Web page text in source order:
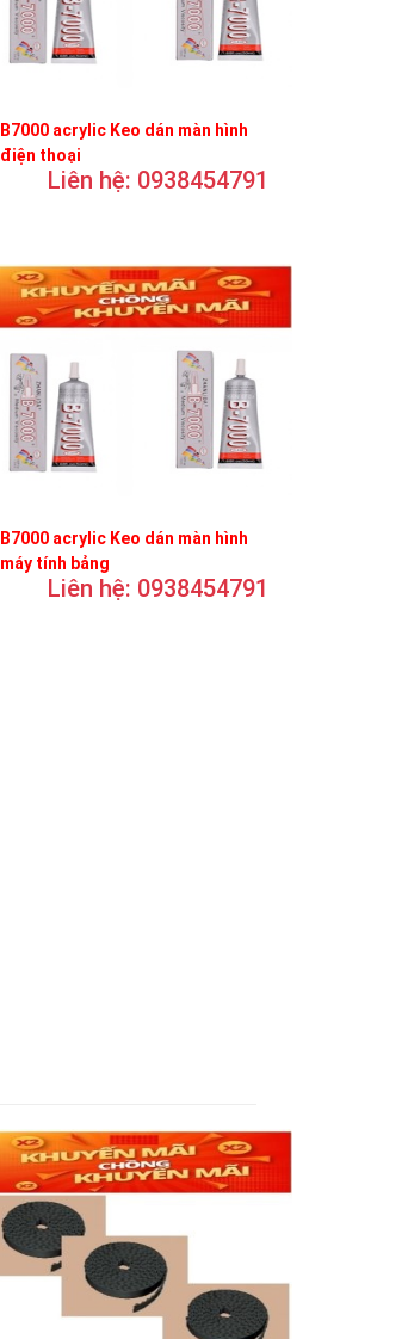
B7000 acrylic Keo dán màn hình
điện thoại
Liên hệ: 0938454791
B7000 acrylic Keo dán màn hình
máy tính bảng
Liên hệ: 0938454791